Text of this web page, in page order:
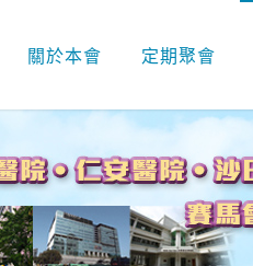
關於本會 定期聚會